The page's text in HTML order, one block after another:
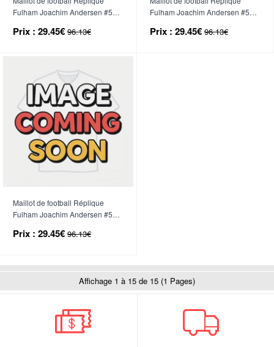
Fulham Joachim Andersen #5
Manche Courte (+ Pantalon
Prix : 29.45€ 96.13€
Fulham Joachim Andersen #5
Manche Courte (+ Pantalon
Prix : 29.45€ 96.13€
Maillot de football Réplique
Fulham Joachim Andersen #5
Manche Courte (+ Pantalon
Prix : 29.45€ 96.13€
Affichage 1 à 15 de 15 (1 Pages)